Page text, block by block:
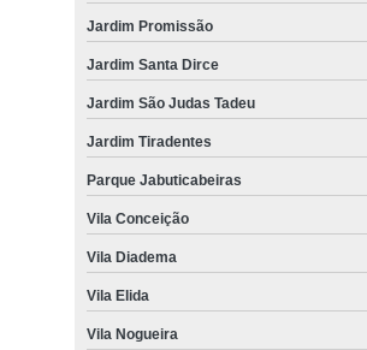
Jardim Promissão
Jardim Santa Dirce
Jardim São Judas Tadeu
Jardim Tiradentes
Parque Jabuticabeiras
Vila Conceição
Vila Diadema
Vila Elida
Vila Nogueira